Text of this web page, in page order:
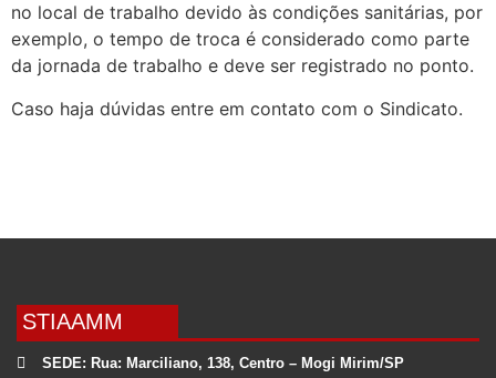
no local de trabalho devido às condições sanitárias, por
exemplo, o tempo de troca é considerado como parte
da jornada de trabalho e deve ser registrado no ponto.
Caso haja dúvidas entre em contato com o Sindicato.
STIAAMM
SEDE: Rua: Marciliano, 138, Centro – Mogi Mirim/SP